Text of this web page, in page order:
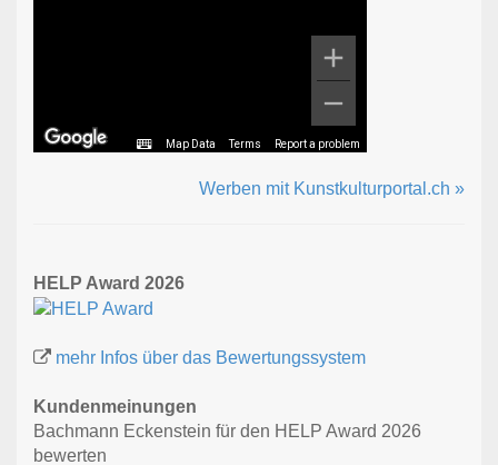
Map Data Terms Report a problem
Werben mit Kunstkulturportal.ch »
HELP Award 2026
mehr Infos über das Bewertungssystem
Kundenmeinungen
Bachmann Eckenstein für den HELP Award 2026
bewerten